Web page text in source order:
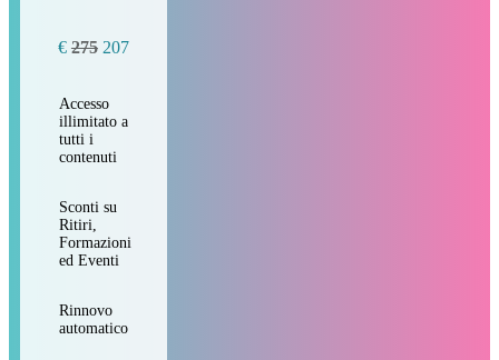
€ 275207
Accesso
illimitato a
tutti i
contenuti
Sconti su
Ritiri,
Formazioni
ed Eventi
Rinnovo
automatico